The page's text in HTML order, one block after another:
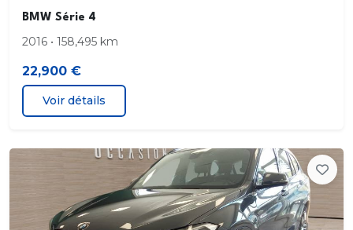
Connectivité Bluetooth
Contrôle de stabilité dynamique (DSC) avec
dotation élargie
carrosserie
Démarrage sans clé via le bouton Start/Stop
Désignation du modèle
BMW Série 4
2016 • 158,495 km
22,900 €
Voir détails